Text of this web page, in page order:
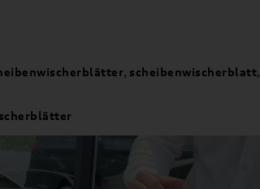
, scheibenwischerblatt,